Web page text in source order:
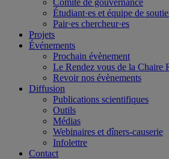
Étudiant·es et équipe de
Pair·es chercheur·es
Projets
Événements
Prochain évènement
Le Rendez vous de la Chaire
Revoir nos évènements
Diffusion
Publications scientifiques
Outils
Médias
Webinaires et dîners-causerie
Infolettre
Contact